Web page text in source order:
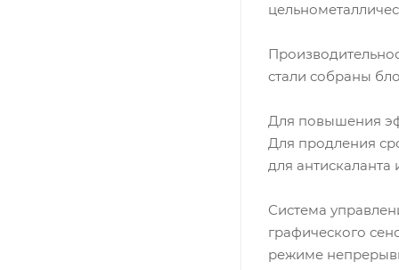
стали собраны
Для повышения
Для продления
для
Система
графического
режиме